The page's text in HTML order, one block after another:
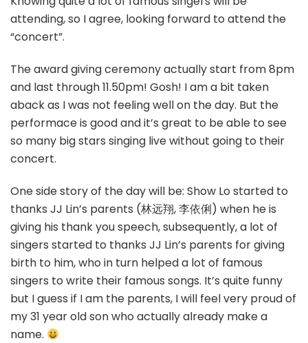
attending, so I agree, looking forward to attend the
“concert”.
The award giving ceremony actually start from 8pm
and last through 11.50pm! Gosh! I am a bit taken
aback as I was not feeling well on the day. But the
performace is good and it’s great to be able to see
so many big stars singing live without going to their
concert.
One side story of the day will be: Show Lo started to
thanks JJ Lin’s parents (林远翔, 李依俐) when he is
giving his thank you speech, subsequently, a lot of
singers started to thanks JJ Lin’s parents for giving
birth to him, who in turn helped a lot of famous
singers to write their famous songs. It’s quite funny
but I guess if I am the parents, I will feel very proud of
my 31 year old son who actually already make a
name.